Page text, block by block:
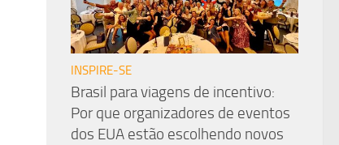
INSPIRE-SE
Brasil para viagens de incentivo:
Por que organizadores de eventos
dos EUA estão escolhendo novos